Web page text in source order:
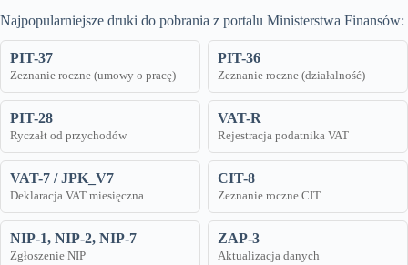
Najpopularniejsze druki do pobrania z portalu Ministerstwa Finansów:
PIT-37
Zeznanie roczne (umowy o pracę)
PIT-36
Zeznanie roczne (działalność)
PIT-28
Ryczałt od przychodów
VAT-R
Rejestracja podatnika VAT
VAT-7 / JPK_V7
Deklaracja VAT miesięczna
CIT-8
Zeznanie roczne CIT
NIP-1, NIP-2, NIP-7
Zgłoszenie NIP
ZAP-3
Aktualizacja danych